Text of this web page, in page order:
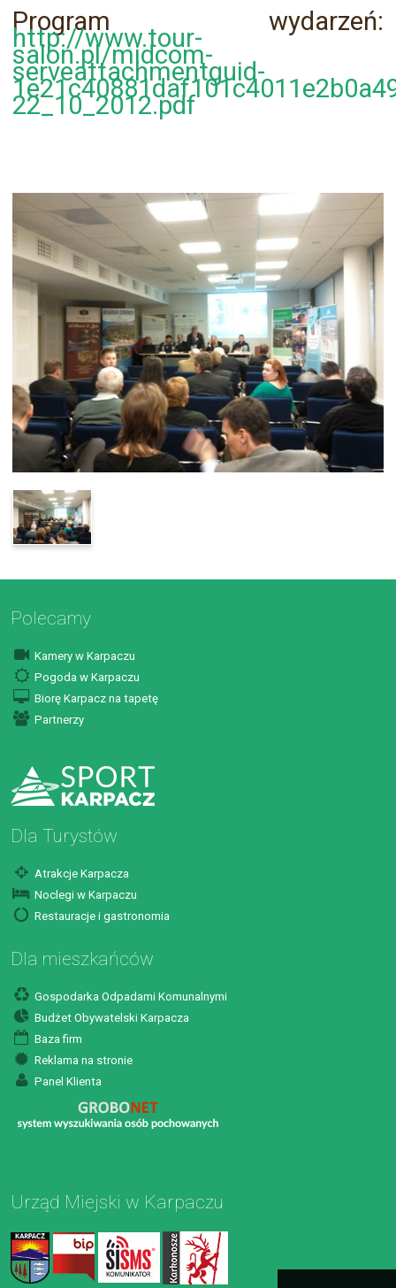
Program wydarzeń:
http://www.tour-
salon.pl/midcom-
serveattachmentguid-
22_10_2012.pdf
Polecamy
Kamery w Karpaczu
Pogoda w Karpaczu
Biorę Karpacz na tapetę
Partnerzy
Dla Turystów
Atrakcje Karpacza
Noclegi w Karpaczu
Restauracje i gastronomia
Dla mieszkańców
Gospodarka Odpadami Komunalnymi
Budżet Obywatelski Karpacza
Baza firm
Reklama na stronie
Panel Klienta
Urząd Miejski w Karpaczu